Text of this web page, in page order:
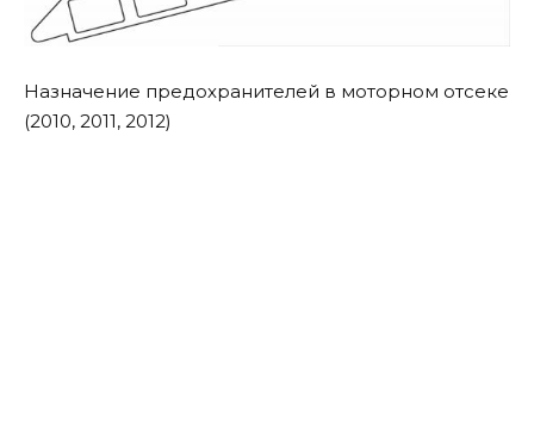
Назначение предохранителей в моторном отсеке
(2010, 2011, 2012)